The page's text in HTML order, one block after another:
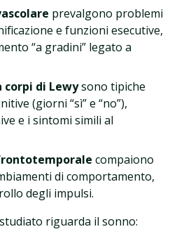
prevalgono problemi
e funzioni esecutive,
“a gradini” legato a
corpi di Lewysono tipiche
(giorni “sì” e “no”),
e i sintomi simili al
compaiono
di comportamento,
degli impulsi.
riguarda il sonno: